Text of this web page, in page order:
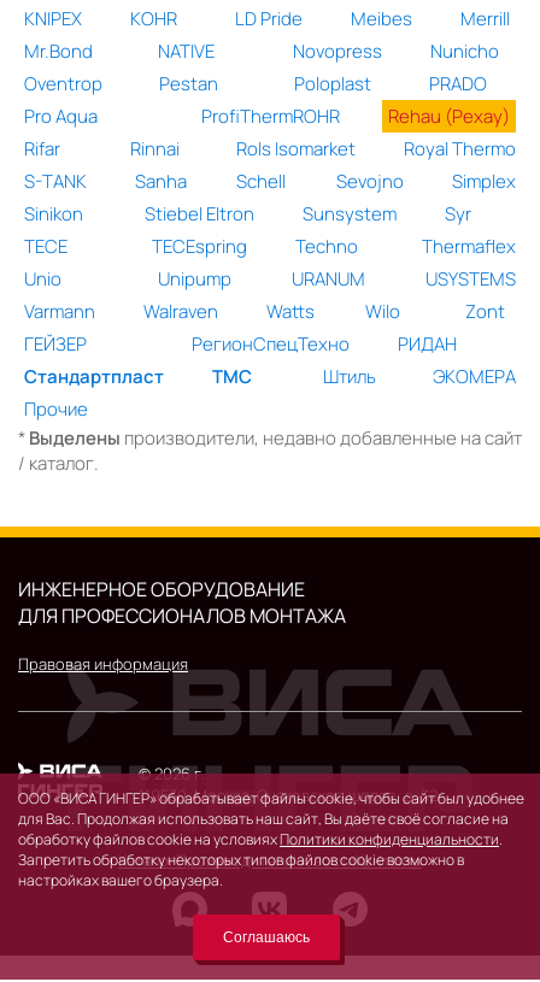
KNIPEX
KOHR LD Pride Meibes
Merrill
Mr.Bond
NATIVE Novopress
Nunicho
Oventrop
Pestan Poloplast
PRADO
Pro Aqua
ProfiThermROHR
Rehau (Рехау)
Rifar
Rinnai Rols Isomarket
Royal Thermo
S-TANK
Sanha Schell Sevojno
Simplex
Sinikon
Stiebel Eltron Sunsystem
Syr
TECE
TECEspring Techno
Thermaflex
Unio
Unipump URANUM
USYSTEMS
Varmann
Walraven Watts Wilo
Zont
ГЕЙЗЕР
РегионСпецТехно
РИДАН
Стандартпласт
ТМС Штиль
ЭКОМЕРА
Прочие
*Выделены производители, недавно добавленные на сайт
/ каталог.
ИНЖЕНЕРНОЕ ОБОРУДОВАНИЕ
ДЛЯ ПРОФЕССИОНАЛОВ МОНТАЖА
Правовая информация
© 2026 г.
119530, Москва, Очаковское шоссе, д. 32.
КаталогПроизводителиНовостиКонтакты
ООО «ВИСА ГИНГЕР» обрабатывает файлы cookie, чтобы сайт был удобнее
для Вас. Продолжая использовать наш сайт, Вы даёте своё согласие на
обработку файлов cookie на условияхПолитики конфиденциальности.
Запретить обработку некоторых типов файлов cookie возможно в
настройках вашего браузера.
Соглашаюсь